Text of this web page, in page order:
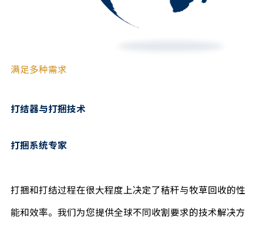
满足多种需求
打结器与打捆技术
打捆系统专家
打捆和打结过程在很大程度上决定了秸秆与牧草回收的性
能和效率。我们为您提供全球不同收割要求的技术解决方